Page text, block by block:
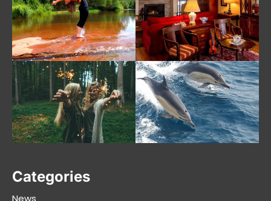
Categories